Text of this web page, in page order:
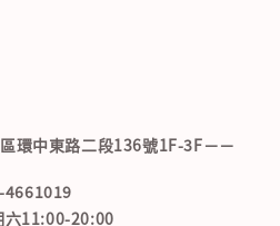
環中東路二段136號1F-3F－－
4661019
六11:00-20:00